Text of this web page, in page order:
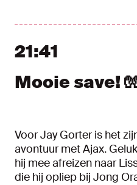
21:41
Mooie save!
Voor Jay Gorter is het
avontuur met Ajax.
hij mee afreizen naar
die hij opliep bij Jong